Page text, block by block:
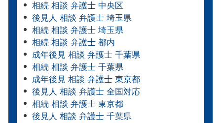
相続 相談 弁護士 中央区
後見人 相談 弁護士 埼玉県
相続 相談 弁護士 埼玉県
相続 相談 弁護士 都内
成年後見 相談 弁護士 千葉県
相続 相談 弁護士 千葉県
成年後見 相談 弁護士 東京都
後見人 相談 弁護士 全国対応
相続 相談 弁護士 東京都
後見人 相談 弁護士 千葉県